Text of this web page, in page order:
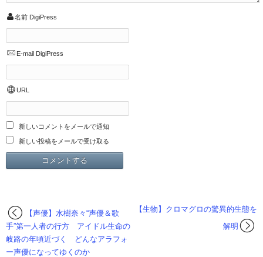
名前 DigiPress
E-mail DigiPress
URL
新しいコメントをメールで通知
新しい投稿をメールで受け取る
【生物】クロマグロの驚異的生態を
解明
【声優】水樹奈々“声優＆歌
手”第一人者の行方 アイドル生命の
岐路の年頃近づく どんなアラフォ
ー声優になってゆくのか